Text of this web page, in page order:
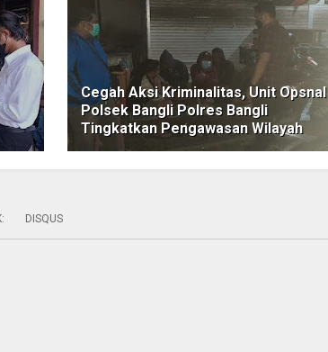
Cegah Aksi Kriminalitas, Unit Opsnal
Polsek Bangli Polres Bangli
Tingkatkan Pengawasan Wilayah
: DISQUS